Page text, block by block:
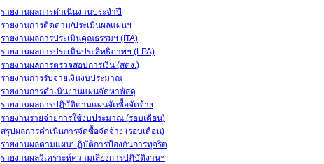
รายงานผลการดำเนินงานประจำปี
รายงานการติดตาม/ประเมินผลแผนฯ
รายงานผลการประเมินคุณธรรมฯ (ITA)
รายงานผลการประเมินประสิทธิภาพฯ (LPA)
รายงานผลการตรวจสอบการเงิน (สตง.)
รายงานการรับจ่ายเงินงบประมาณ
รายงานการดำเนินงานแผนจัดหาพัสดุ
รายงานผลการปฏิบัติตามแผนจัดซื้อจัดจ้าง
รายงานรายจ่ายการใช้งบประมาณ (รอบเดือน)
สรุปผลการดำเนินการจัดซื้อจัดจ้าง (รอบเดือน)
รายงานผลตามแผนปฏิบัติการป้องกันการทุจริต
รายงานผลวิเคราะห์ความเสี่ยงการปฏิบัติงานฯ